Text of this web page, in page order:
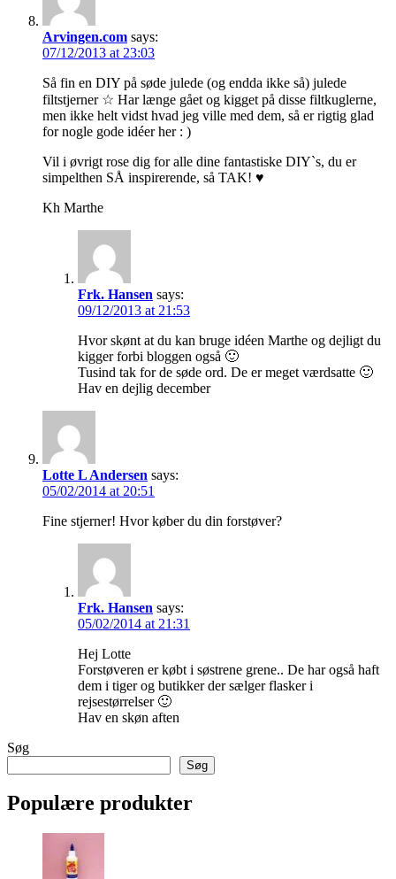
Arvingen.com says:
07/12/2013 at 23:03
Så fin en DIY på søde julede (og endda ikke så) julede
filtstjerner ☆ Har længe gået og kigget på disse filtkuglerne,
men ikke helt vidst hvad jeg ville med dem, så er rigtig glad
for nogle gode idéer her : )
Vil i øvrigt rose dig for alle dine fantastiske DIY`s, du er
simpelthen SÅ inspirerende, så TAK! ♥
Kh Marthe
Frk. Hansen says:
09/12/2013 at 21:53
Hvor skønt at du kan bruge idéen Marthe og dejligt du
kigger forbi bloggen også 🙂
Tusind tak for de søde ord. De er meget værdsatte 🙂
Hav en dejlig december
Lotte L Andersen says:
05/02/2014 at 20:51
Fine stjerner! Hvor køber du din forstøver?
Frk. Hansen says:
05/02/2014 at 21:31
Hej Lotte
Forstøveren er købt i søstrene grene.. De har også haft
dem i tiger og butikker der sælger flasker i
rejsestørrelser 🙂
Hav en skøn aften
Søg
Søg
Populære produkter